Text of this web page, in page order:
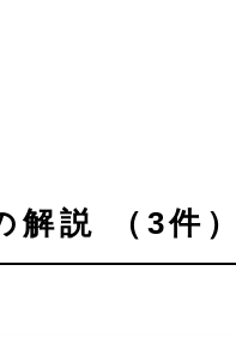
解説 （3件）